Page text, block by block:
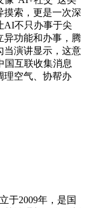
摸索，更是一次深
AI不只办事于尖
异功能和办事，腾
当演讲显示，这意
国互联收集消息
理空气、协帮办
于2009年，是国